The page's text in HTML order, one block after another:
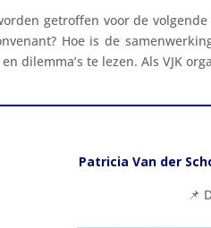
getroffen voor de
Hoe is de
dilemma’s te lezen. Als VJK
Patricia Van der
📌